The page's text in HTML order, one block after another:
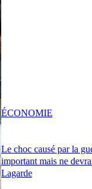
Le choc causé par la
important mais ne
Lagarde
ÉCONOMIE